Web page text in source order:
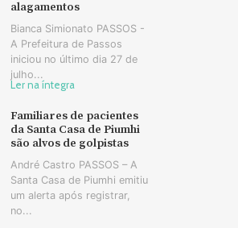
alagamentos
Bianca Simionato PASSOS -
A Prefeitura de Passos
iniciou no último dia 27 de
julho...
Ler na íntegra
Familiares de pacientes
da Santa Casa de Piumhi
são alvos de golpistas
André Castro PASSOS – A
Santa Casa de Piumhi emitiu
um alerta após registrar,
no...